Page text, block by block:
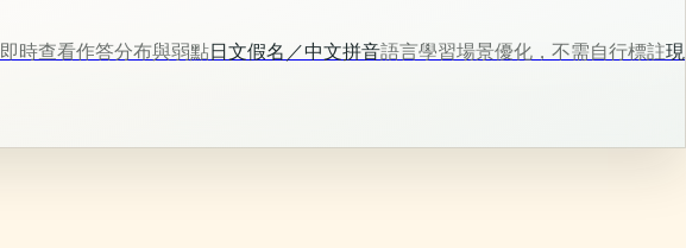
即時查看作答分布與弱點日文假名／中文拼音語言學習場景優化，不需自行標註現